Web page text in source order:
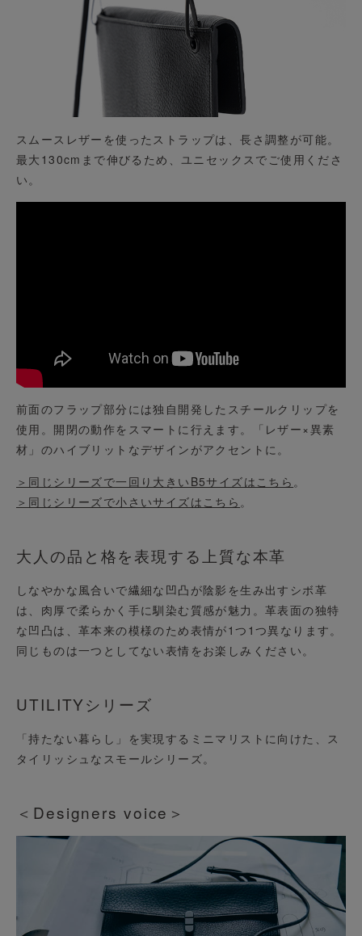
スムースレザーを使ったストラップは、長さ調整が可能。
最大130cmまで伸びるため、ユニセックスでご使用くださ
い。
前面のフラップ部分には独自開発したスチールクリップを
使用。開閉の動作をスマートに行えます。「レザー×異素
材」のハイブリットなデザインがアクセントに。
＞同じシリーズで一回り大きいB5サイズはこちら 。
＞同じシリーズで小さいサイズはこちら 。
大人の品と格を表現する上質な本革
しなやかな風合いで繊細な凹凸が陰影を生み出すシボ革
は、肉厚で柔らかく手に馴染む質感が魅力。革表面の独特
な凹凸は、革本来の模様のため表情が1つ1つ異なります。
同じものは一つとしてない表情をお楽しみください。
UTILITYシリーズ
「持たない暮らし」を実現するミニマリストに向けた、ス
タイリッシュなスモールシリーズ。
＜Designers voice＞